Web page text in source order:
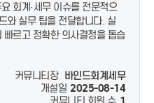
회계·세무 이슈를 전문적으
와 실무 팁을 전달합니다. 실
르고 정확한 의사결정을 돕습
커뮤니티장 바인드회계세무
개설일 2025-08-14